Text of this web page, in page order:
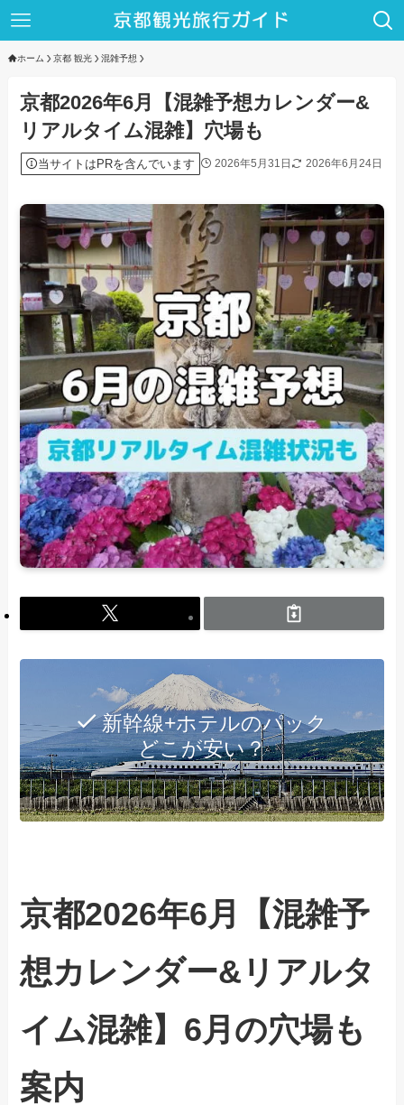
ホーム 京都 観光 混雑予想
京都2026年6月【混雑予想カレンダー&
リアルタイム混雑】穴場も
当サイトはPRを含んでいます 2026年5月31日 2026年6月24日
新幹線+ホテルのパック
どこが安い？
京都2026年6月【混雑予
想カレンダー&リアルタ
イム混雑】6月の穴場も
案内